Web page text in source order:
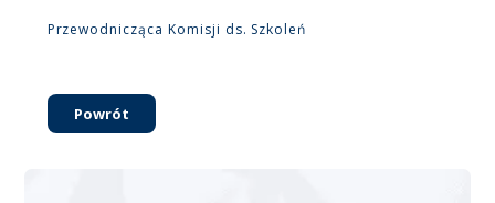
Przewodnicząca Komisji ds. Szkoleń
Powrót